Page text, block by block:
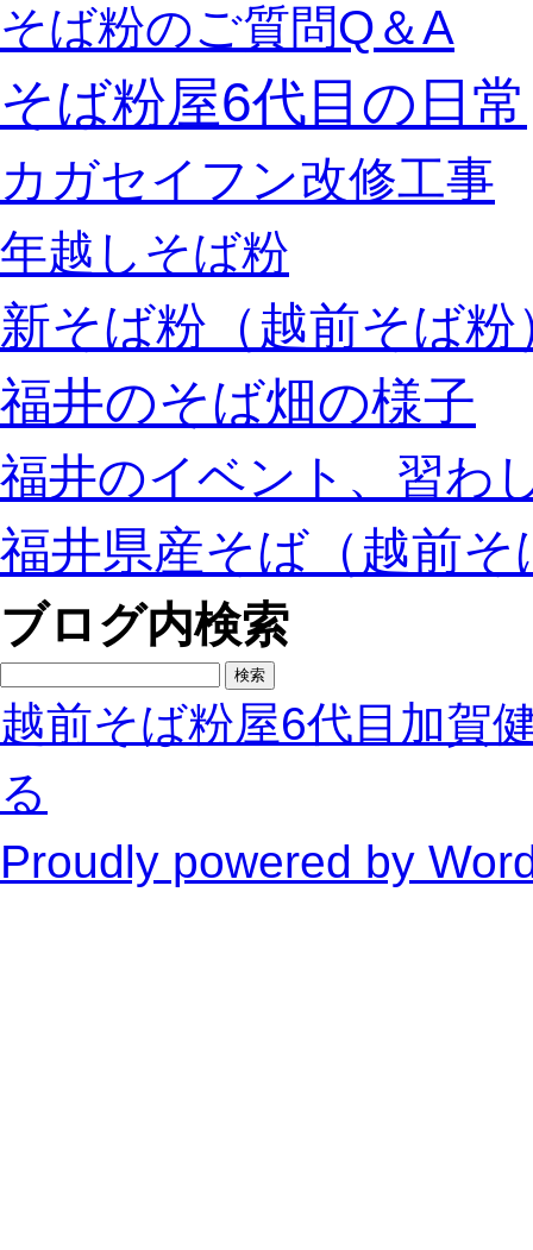
そば粉のご質問Q＆A
そば粉屋6代目の日常
カガセイフン改修工事
年越しそば粉
新そば粉（越前そば粉
福井のそば畑の様子
福井のイベント、習わ
福井県産そば（越前そ
ブログ内検索
索:
越前そば粉屋6代目加賀
る
Proudly powered by